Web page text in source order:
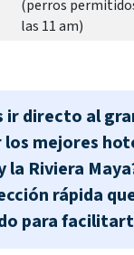
(perros
las 11 am)
ir directo al
los mejores
la Riviera
rápida
para